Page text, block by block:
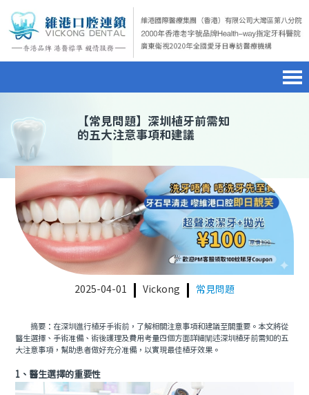
醫院簡介 hospital introduction
醫生介紹doctor introduction
醫療新聞 medical news
種植牙dental implant
orthodontics
預約牙醫contact us
微信預約
WhatsApp預約
【常見問題】深圳植牙前需知
的五大注意事項和建議
2025-04-01 Vickong 常見問題
摘要：在深圳進行植牙手術前，了解相關注意事項和建議至關重要。本文將從
醫生選擇、手術准備、術後護理及費用考量四個方面詳細闡述深圳植牙前需知的五
大注意事項，幫助患者做好充分准備，以實現最佳植牙效果。
1、醫生選擇的重要性